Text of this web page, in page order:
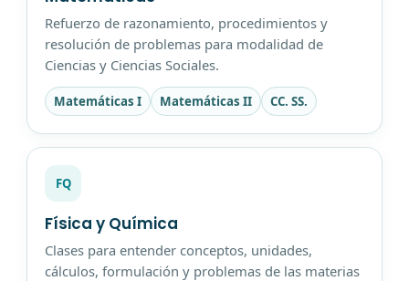
Refuerzo de razonamiento, procedimientos y
resolución de problemas para modalidad de
Ciencias y Ciencias Sociales.
Matemáticas I Matemáticas II CC. SS.
FQ
Física y Química
Clases para entender conceptos, unidades,
cálculos, formulación y problemas de las materias